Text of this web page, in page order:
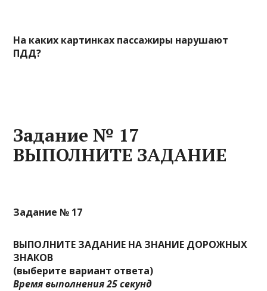
На каких картинках пассажиры нарушают
ПДД?
Задание № 17
ВЫПОЛНИТЕ ЗАДАНИЕ
Задание № 17
ВЫПОЛНИТЕ ЗАДАНИЕ НА ЗНАНИЕ ДОРОЖНЫХ
ЗНАКОВ
(выберите вариант ответа)
Время выполнения 25 секунд